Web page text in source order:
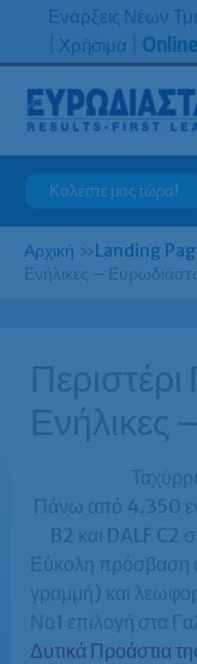
Μετάβαση
περιεχόμενο
Ενάρξεις Νέων
Χρήσιμα
Καλέστε μας τώρα!
Αρχική »Landing
Ενήλικες –
Περιστέρι
Ενήλικες
Πάνω από 4.350
B2 και DALF C2
Εύκολη πρόσβαση
γραμμή) και
Νο1 επιλογή στα
Δυτικά Προάστια